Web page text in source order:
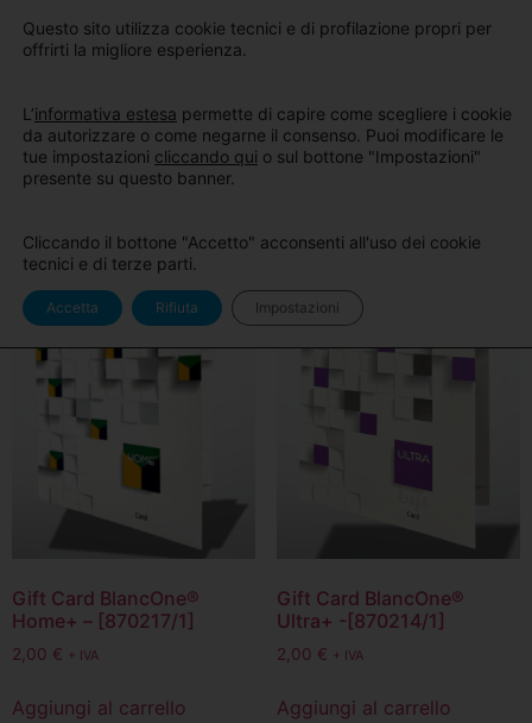
Sito
BlancOne
Area Pro
BlancOne
Gift Card
Gift Card BlancOne®
Home+ – [870217/1]
2,00 € + IVA
Aggiungi al carrello
Gift Card BlancOne®
Ultra+ -[870214/1]
2,00 € + IVA
Aggiungi al carrello
Questo sito utilizza cookie tecnici e di profilazione propri per
offrirti la migliore esperienza.
L’informativa estesa permette di capire come scegliere i cookie
da autorizzare o come negarne il consenso. Puoi modificare le
tue impostazioni cliccando qui o sul bottone "Impostazioni"
presente su questo banner.
Cliccando il bottone "Accetto" acconsenti all'uso dei cookie
tecnici e di terze parti.
Accetta Rifiuta Impostazioni